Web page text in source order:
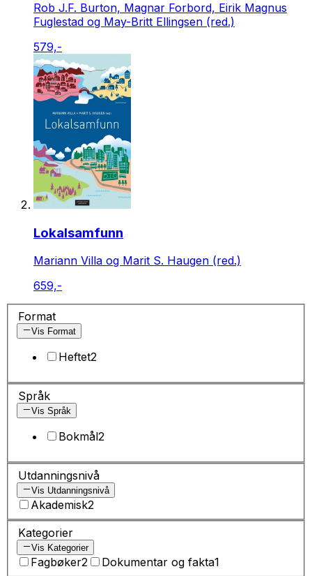
Rob J.F. Burton, Magnar Forbord, Eirik Magnus
Fuglestad og May-Britt Ellingsen (red.)
579,-
Lokalsamfunn
Mariann Villa og Marit S. Haugen (red.)
659,-
Format
Vis Format
Heftet2
Språk
Vis Språk
Bokmål2
Utdanningsnivå
Vis Utdanningsnivå
Akademisk2
Kategorier
Vis Kategorier
Fagbøker2 Dokumentar og fakta1